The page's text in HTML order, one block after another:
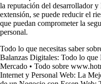
la reputación del desarrollador
extensión, se puede reducir el
que puedan comprometer la
personal.
Todo lo que necesitas saber
Balanzas Digitales: Todo lo que
Mercado • Todo sobre
Internet y Personal Web: La